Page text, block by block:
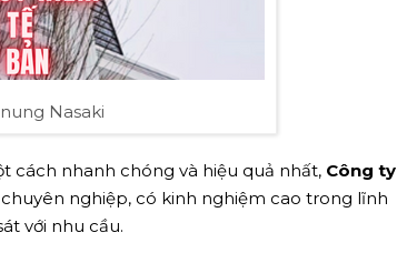
Nasaki
cách nhanh chóng và hiệu quả nhất, Công ty
nghiệp, có kinh nghiệm cao trong lĩnh
với nhu cầu.